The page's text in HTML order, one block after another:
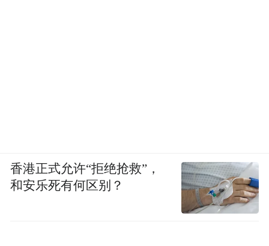
香港正式允许“拒绝抢救”，
和安乐死有何区别？